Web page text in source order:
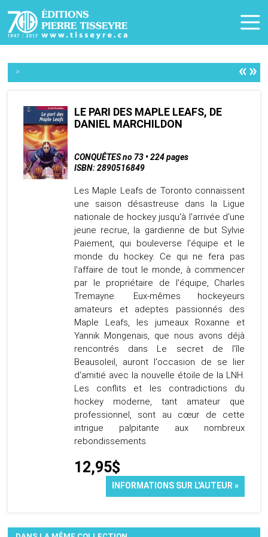
> «»
LE PARI DES MAPLE LEAFS, DE
DANIEL MARCHILDON
CONQUÊTES no 73 • 224 pages
ISBN: 2890516849
Les Maple Leafs de Toronto connaissent
une saison désastreuse dans la Ligue
nationale de hockey jusqu'à l'arrivée d'une
jeune recrue, la gardienne de but Sylvie
Paiement, qui bouleverse l'équipe et le
monde du hockey. Ce qui ne fera pas
l'affaire de tout le monde, à commencer
par le propriétaire de l'équipe, Charles
Tremayne. Eux-mêmes hockeyeurs
amateurs et adeptes passionnés des
Maple Leafs, les jumeaux Roxanne et
Yannik Mongenais, que nous avons déjà
rencontrés dans Le secret de l'île
Beausoleil, auront l'occasion de se lier
d'amitié avec la nouvelle étoile de la LNH.
Les conflits et les contradictions du
hockey moderne, tant amateur que
professionnel, sont au cœur de cette
intrigue palpitante aux nombreux
rebondissements.
12,95$
INFORMATIONS SUR L'AUTEUR »